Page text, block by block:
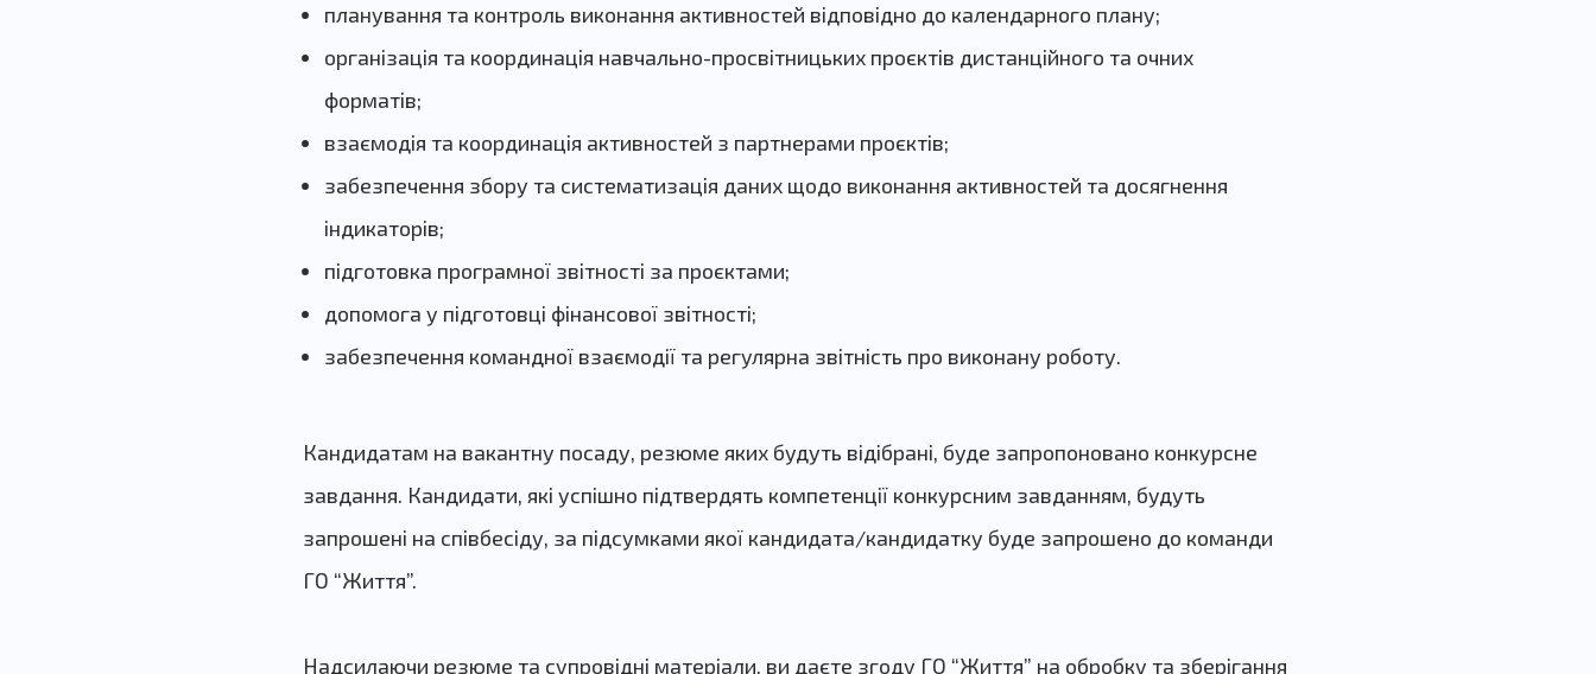
планування та контроль виконання активностей відповідно до календарного плану;
організація та координація навчально-просвітницьких проєктів дистанційного та очних
форматів;
взаємодія та координація активностей з партнерами проєктів;
забезпечення збору та систематизація даних щодо виконання активностей та досягнення
індикаторів;
підготовка програмної звітності за проєктами;
допомога у підготовці фінансової звітності;
забезпечення командної взаємодії та регулярна звітність про виконану роботу.
Кандидатам на вакантну посаду, резюме яких будуть відібрані, буде запропоновано конкурсне
завдання. Кандидати, які успішно підтвердять компетенції конкурсним завданням, будуть
запрошені на співбесіду, за підсумками якої кандидата/кандидатку буде запрошено до команди
ГО “Життя”.
Надсилаючи резюме та супровідні матеріали, ви даєте згоду ГО “Життя” на обробку та зберігання